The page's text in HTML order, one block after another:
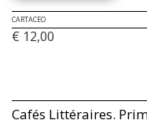
CARTACEO
€ 12,00
Cafés Littéraires.